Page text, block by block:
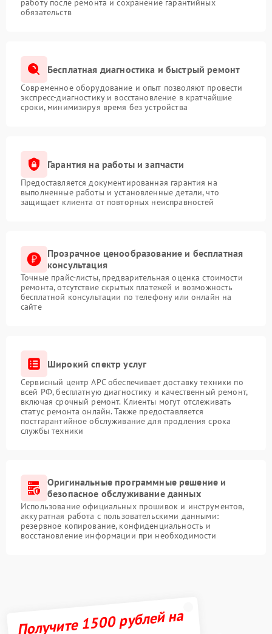
работу после ремонта и сохранение гарантийных
обязательств
Бесплатная диагностика и быстрый ремонт
Современное оборудование и опыт позволяют провести
экспресс-диагностику и восстановление в кратчайшие
сроки, минимизируя время без устройства
Гарантия на работы и запчасти
Предоставляется документированная гарантия на
выполненные работы и установленные детали, что
защищает клиента от повторных неисправностей
Прозрачное ценообразование и бесплатная
консультация
Точные прайс-листы, предварительная оценка стоимости
ремонта, отсутствие скрытых платежей и возможность
бесплатной консультации по телефону или онлайн на
сайте
Широкий спектр услуг
Сервисный центр APC обеспечивает доставку техники по
всей РФ, бесплатную диагностику и качественный ремонт,
включая срочный ремонт. Клиенты могут отслеживать
статус ремонта онлайн. Также предоставляется
постгарантийное обслуживание для продления срока
службы техники
Оригинальные программные решение и
безопасное обслуживание данных
Использование официальных прошивок и инструментов,
аккуратная работа с пользовательскими данными:
резервное копирование, конфиденциальность и
восстановление информации при необходимости
Получите 1500 рублей на